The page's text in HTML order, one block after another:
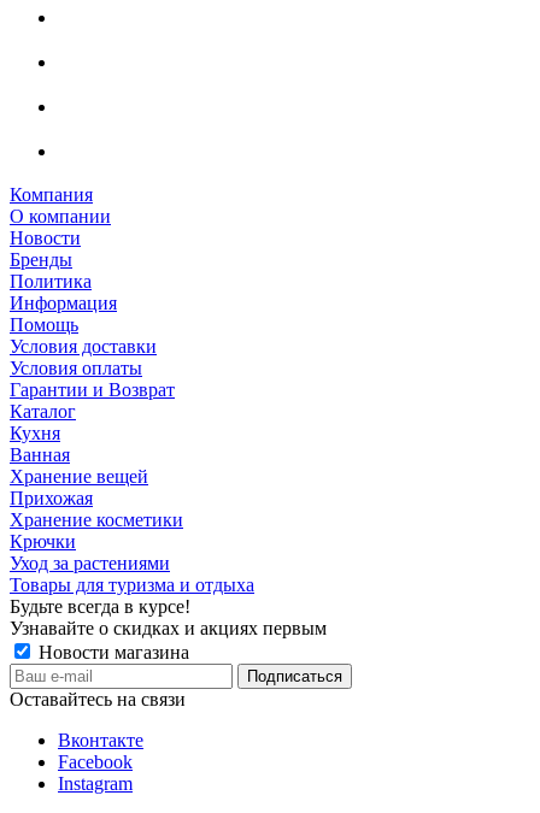
Компания
О компании
Новости
Бренды
Политика
Информация
Помощь
Условия доставки
Условия оплаты
Гарантии и Возврат
Каталог
Кухня
Ванная
Хранение вещей
Прихожая
Хранение косметики
Крючки
Уход за растениями
Товары для туризма и отдыха
Будьте всегда в курсе!
Узнавайте о скидках и акциях первым
Новости магазина
Оставайтесь на связи
Вконтакте
Facebook
Instagram